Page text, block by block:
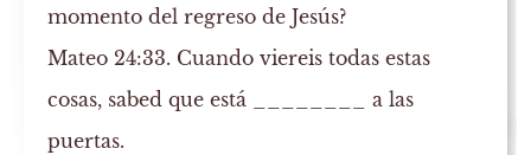
momento del regreso de Jesús?
Mateo 24:33. Cuando viereis todas estas
cosas, sabed que está ________ a las
puertas.